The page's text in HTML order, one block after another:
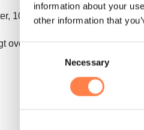
information about your
other information that
Consent
Necessary
10% spandex.
overeen met schoenmaten: